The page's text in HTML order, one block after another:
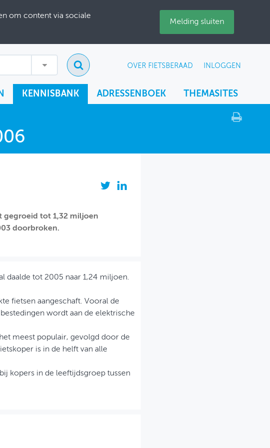
om content via sociale
Melding sluiten
OVER FIETSBERAAD INLOGGEN
KENNISBANK ADRESSENBOEK THEMASITES
gegroeid tot 1,32 miljoen
doorbroken.
daalde tot 2005 naar 1,24 miljoen.
fietsen aangeschaft. Vooral de
wordt aan de elektrische
meest populair, gevolgd door de
is in de helft van alle
kopers in de leeftijdsgroep tussen